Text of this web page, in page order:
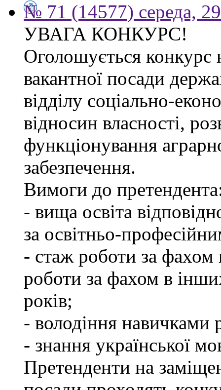
№ 71 (14577) середа,
УВАГА КОНКУРС!
Оголошується конкурс
вакантної посади
відділу соціально-
відносин власності,
функціонування
забезпечення.
Вимоги до
- вища освіта
за освітньо-
- стаж роботи за
роботи за фахом в
років;
- володіння навичками
- знання української
Претенденти на